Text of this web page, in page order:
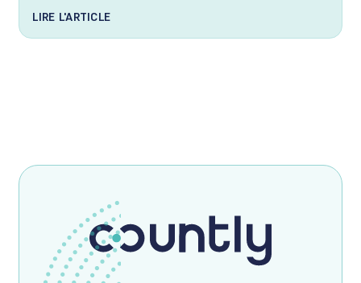
LIRE L'ARTICLE